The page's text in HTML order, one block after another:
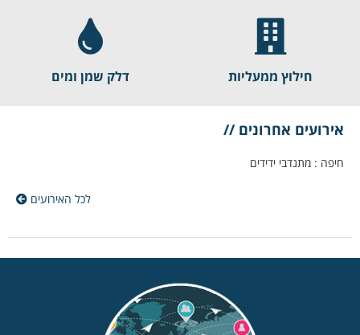
חילוץ ממעליות דלק שמן ומים
אירועים אחרונים //
חיפה : מתנדבי ידידים בדרכם לח
לכל האירועים